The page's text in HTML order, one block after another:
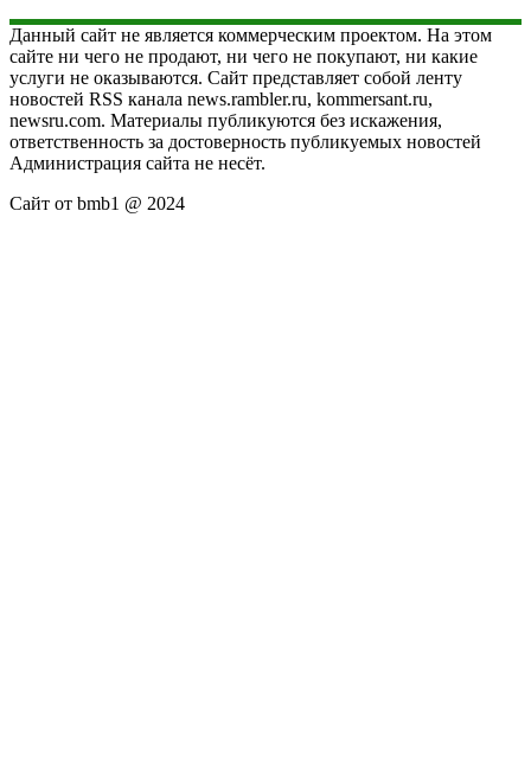
Данный сайт не является коммерческим проектом. На этом
сайте ни чего не продают, ни чего не покупают, ни какие
услуги не оказываются. Сайт представляет собой ленту
новостей RSS канала news.rambler.ru, kommersant.ru,
newsru.com. Материалы публикуются без искажения,
ответственность за достоверность публикуемых новостей
Администрация сайта не несёт.
Сайт от bmb1 @ 2024